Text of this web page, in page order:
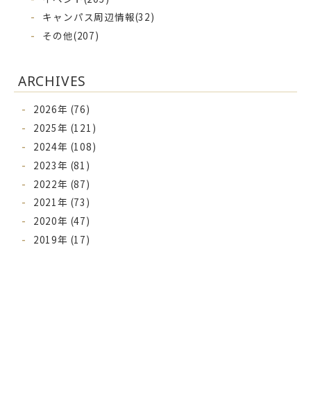
キャンパス周辺情報(32)
その他(207)
ARCHIVES
2026年 (76)
2025年 (121)
2024年 (108)
2023年 (81)
2022年 (87)
2021年 (73)
2020年 (47)
2019年 (17)